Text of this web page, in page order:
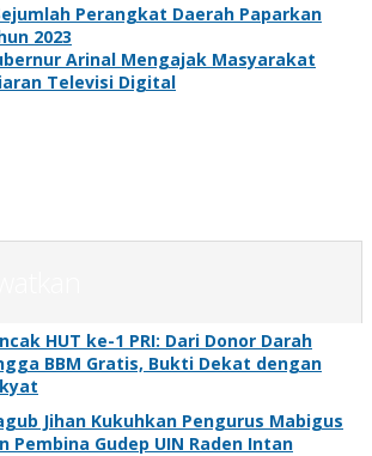
Perangkat Daerah Paparkan
2023
Arinal Mengajak Masyarakat
Televisi Digital
HUT ke-1 PRI: Dari Donor Darah
BBM Gratis, Bukti Dekat dengan
Jihan Kukuhkan Pengurus Mabigus
Pembina Gudep UIN Raden Intan